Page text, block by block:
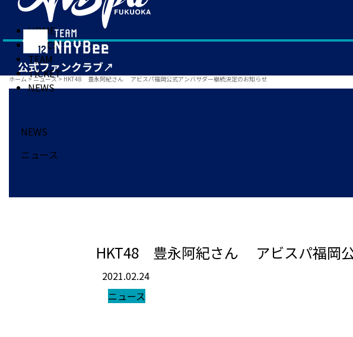
HOME
MATCH
TEAM
TICKET
NEWS
ホーム > ニュース> HKT48 豊永阿紀さん アビスパ福岡公式アンバサダー継続決定のお知らせ
NEWS
ニュース
HKT48 豊永阿紀さん アビスパ福岡
2021.02.24
ニュース